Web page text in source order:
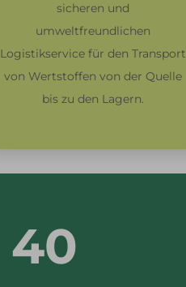
sicheren und
umweltfreundlichen
Logistikservice für den Transport
von Wertstoffen von der Quelle
bis zu den Lagern.
40